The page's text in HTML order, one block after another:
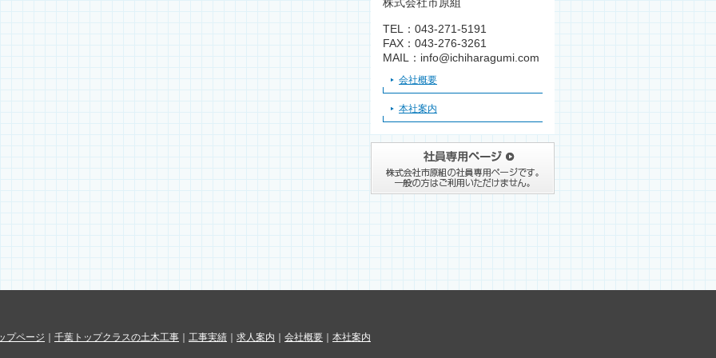
TEL：043-271-5191
FAX：043-276-3261
MAIL：info@ichiharagumi.com
会社概要
本社案内
プページ 千葉トップクラスの土木工事 工事実績 求人案内 会社概要 本社案内